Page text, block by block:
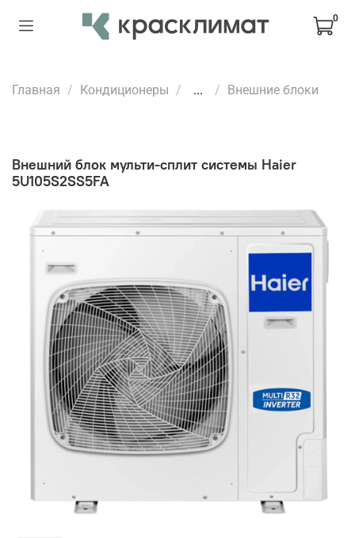
0
Главная Кондиционеры ... Внешние блоки
Внешний блок мульти-сплит системы Haier
5U105S2SS5FA